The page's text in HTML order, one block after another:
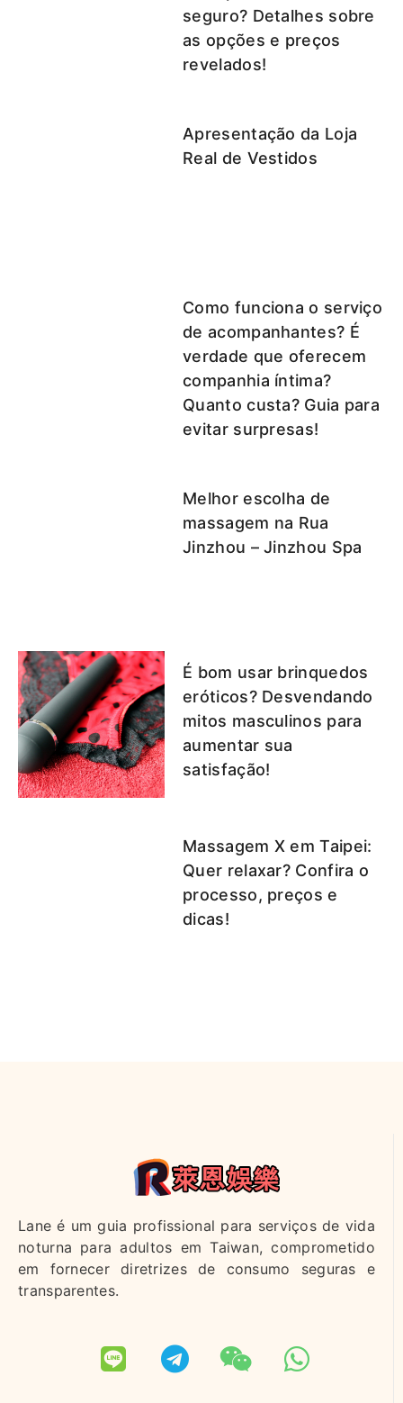
seguro? Detalhes sobre
as opções e preços
revelados!
Apresentação da Loja
Real de Vestidos
Como funciona o serviço
de acompanhantes? É
verdade que oferecem
companhia íntima?
Quanto custa? Guia para
evitar surpresas!
Melhor escolha de
massagem na Rua
Jinzhou – Jinzhou Spa
É bom usar brinquedos
eróticos? Desvendando
mitos masculinos para
aumentar sua
satisfação!
Massagem X em Taipei:
Quer relaxar? Confira o
processo, preços e
dicas!
Lane é um guia profissional para serviços de vida
noturna para adultos em Taiwan, comprometido
em fornecer diretrizes de consumo seguras e
transparentes.